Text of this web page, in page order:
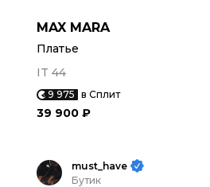
MAX MARA
Платье
IT 44
9 975 в Сплит
39 900 ₽
must_have
Бутик